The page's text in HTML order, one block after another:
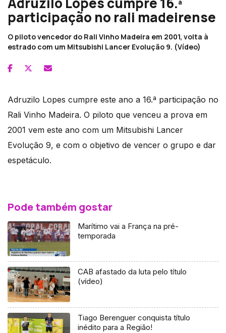
participação no rali madeirense
O piloto vencedor do Rali Vinho Madeira em 2001, volta à
estrado com um Mitsubishi Lancer Evolução 9. (Vídeo)
Adruzilo Lopes cumpre este ano a 16.ª participação no
Rali Vinho Madeira. O piloto que venceu a prova em
2001 vem este ano com um Mitsubishi Lancer
Evolução 9, e com o objetivo de vencer o grupo e dar
espetáculo.
Pode também gostar
Marítimo vai a França na pré-
temporada
CAB afastado da luta pelo título
(vídeo)
Tiago Berenguer conquista título
inédito para a Região!